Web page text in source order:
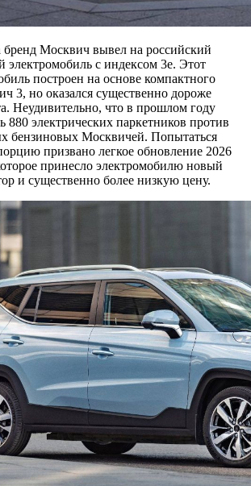
бренд Москвич вывел на российский
электромобиль с индексом 3e. Этот
построен на основе компактного
3, но оказался существенно дороже
Неудивительно, что в прошлом году
электрических паркетников против
бензиновых Москвичей. Попытаться
призвано легкое обновление 2026
принесло электромобилю новый
и существенно более низкую цену.